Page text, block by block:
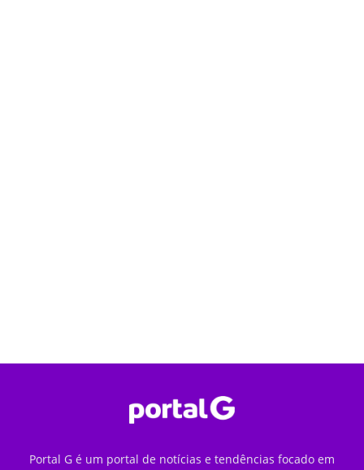
Portal G é um portal de notícias e tendências focado em